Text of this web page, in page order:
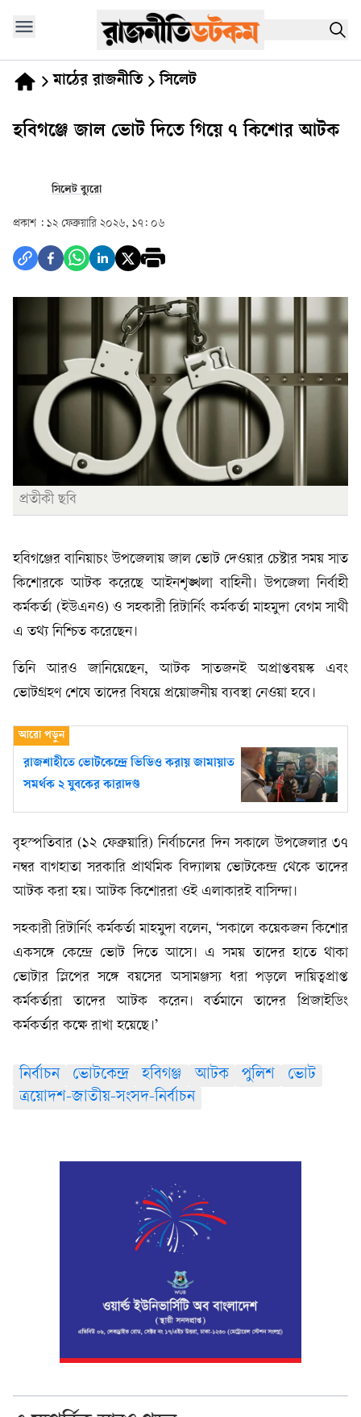
মাঠের রাজনীতি সিলেট
হবিগঞ্জে জাল ভোট দিতে গিয়ে ৭ কিশোর আটক
সিলেট ব্যুরো
প্রকাশ : ১২ ফেব্রুয়ারি ২০২৬, ১৭: ০৬
প্রতীকী ছবি
হবিগঞ্জের বানিয়াচং উপজেলায় জাল ভোট দেওয়ার চেষ্টার সময় সাত
কিশোরকে আটক করেছে আইনশৃঙ্খলা বাহিনী। উপজেলা নির্বাহী
কর্মকর্তা (ইউএনও) ও সহকারী রিটার্নিং কর্মকর্তা মাহমুদা বেগম সাথী
এ তথ্য নিশ্চিত করেছেন।
তিনি আরও জানিয়েছেন, আটক সাতজনই অপ্রাপ্তবয়স্ক এবং
ভোটগ্রহণ শেষে তাদের বিষয়ে প্রয়োজনীয় ব্যবস্থা নেওয়া হবে।
রাজশাহীতে ভোটকেন্দ্রে ভিডিও করায় জামায়াত
সমর্থক ২ যুবকের কারাদণ্ড
বৃহস্পতিবার (১২ ফেব্রুয়ারি) নির্বাচনের দিন সকালে উপজেলার ৩৭
নম্বর বাগহাতা সরকারি প্রাথমিক বিদ্যালয় ভোটকেন্দ্র থেকে তাদের
আটক করা হয়। আটক কিশোররা ওই এলাকারই বাসিন্দা।
সহকারী রিটার্নিং কর্মকর্তা মাহমুদা বলেন, ‘সকালে কয়েকজন কিশোর
একসঙ্গে কেন্দ্রে ভোট দিতে আসে। এ সময় তাদের হাতে থাকা
ভোটার স্লিপের সঙ্গে বয়সের অসামঞ্জস্য ধরা পড়লে দায়িত্বপ্রাপ্ত
কর্মকর্তারা তাদের আটক করেন। বর্তমানে তাদের প্রিজাইডিং
কর্মকর্তার কক্ষে রাখা হয়েছে।’
নির্বাচন ভোটকেন্দ্র হবিগঞ্জ আটক পুলিশ
ভোট
ত্রয়োদশ-জাতীয়-সংসদ-নির্বাচন